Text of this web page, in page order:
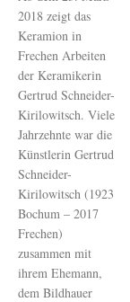
2018 zeigt das
Keramion in
Frechen Arbeiten
der Keramikerin
Gertrud Schneider-
Kirilowitsch. Viele
Jahrzehnte war die
Künstlerin Gertrud
Schneider-
Kirilowitsch (1923
Bochum – 2017
Frechen)
zusammen mit
ihrem Ehemann,
dem Bildhauer